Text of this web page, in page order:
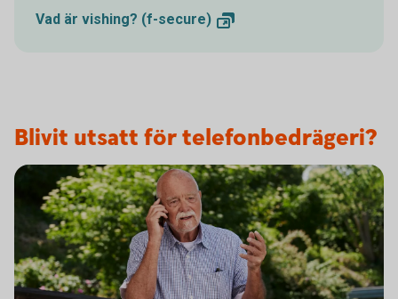
Vad är vishing? (f-secure)
Blivit utsatt för telefonbedrägeri?